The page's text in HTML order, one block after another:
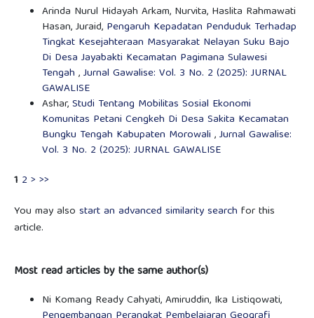
Arinda Nurul Hidayah Arkam, Nurvita, Haslita Rahmawati
Hasan, Juraid, Pengaruh Kepadatan Penduduk Terhadap
Tingkat Kesejahteraan Masyarakat Nelayan Suku Bajo
Di Desa Jayabakti Kecamatan Pagimana Sulawesi
Tengah ,Jurnal Gawalise: Vol. 3 No. 2 (2025): JURNAL
GAWALISE
Ashar,Studi Tentang Mobilitas Sosial Ekonomi
Komunitas Petani Cengkeh Di Desa Sakita Kecamatan
Bungku Tengah Kabupaten Morowali ,Jurnal Gawalise:
Vol. 3 No. 2 (2025): JURNAL GAWALISE
1 2 > >>
You may also start an advanced similarity search for this
article.
Most read articles by the same author(s)
Ni Komang Ready Cahyati, Amiruddin, Ika Listiqowati,